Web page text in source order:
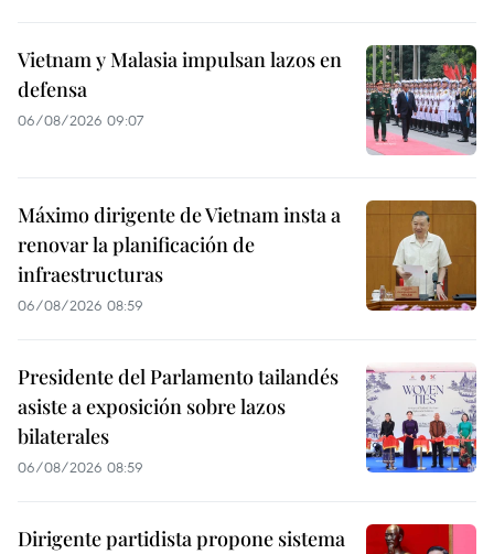
Vietnam y Malasia impulsan lazos en
defensa
06/08/2026 09:07
Máximo dirigente de Vietnam insta a
renovar la planificación de
infraestructuras
06/08/2026 08:59
Presidente del Parlamento tailandés
asiste a exposición sobre lazos
bilaterales
06/08/2026 08:59
Dirigente partidista propone sistema